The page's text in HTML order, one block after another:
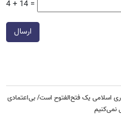
4 + 14 =
ارسال
اسلامی یک فتح‌الفتوح است/ بی‌اعتمادی
نمی‌کنیم